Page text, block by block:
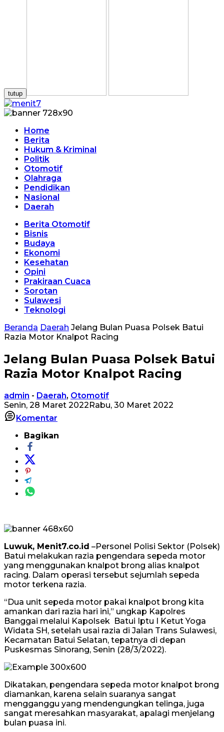
tutup
Home
Berita
Hukum & Kriminal
Politik
Otomotif
Olahraga
Pendidikan
Nasional
Daerah
Berita Otomotif
Bisnis
Budaya
Ekonomi
Kesehatan
Opini
Prakiraan Cuaca
Sorotan
Sulawesi
Teknologi
Beranda Daerah Jelang Bulan Puasa Polsek Batui
Razia Motor Knalpot Racing
Jelang Bulan Puasa Polsek Batui
Razia Motor Knalpot Racing
admin - Daerah, Otomotif
Senin, 28 Maret 2022Rabu, 30 Maret 2022
Komentar
Bagikan
Luwuk, Menit7.co.id –Personel Polisi Sektor (Polsek)
Batui melakukan razia pengendara sepeda motor
yang menggunakan knalpot brong alias knalpot
racing. Dalam operasi tersebut sejumlah sepeda
motor terkena razia.
“Dua unit sepeda motor pakai knalpot brong kita
amankan dari razia hari ini,” ungkap Kapolres
Banggai melalui Kapolsek Batui Iptu I Ketut Yoga
Widata SH, setelah usai razia di Jalan Trans Sulawesi,
Kecamatan Batui Selatan, tepatnya di depan
Puskesmas Sinorang, Senin (28/3/2022).
Dikatakan, pengendara sepeda motor knalpot brong
diamankan, karena selain suaranya sangat
mengganggu yang mendengungkan telinga, juga
sangat meresahkan masyarakat, apalagi menjelang
bulan puasa ini.